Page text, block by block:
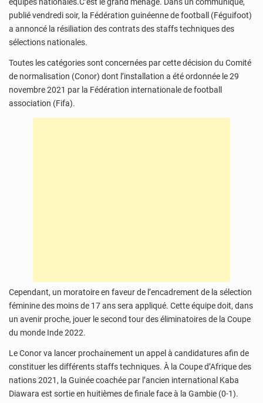
publié vendredi soir, la Fédération guinéenne de football (Féguifoot)
a annoncé la résiliation des contrats des staffs techniques des
sélections nationales.
Toutes les catégories sont concernées par cette décision du Comité
de normalisation (Conor) dont l’installation a été ordonnée le 29
novembre 2021 par la Fédération internationale de football
association (Fifa).
Cependant, un moratoire en faveur de l’encadrement de la sélection
féminine des moins de 17 ans sera appliqué. Cette équipe doit, dans
un avenir proche, jouer le second tour des éliminatoires de la Coupe
du monde Inde 2022.
Le Conor va lancer prochainement un appel à candidatures afin de
constituer les différents staffs techniques. À la Coupe d’Afrique des
nations 2021, la Guinée coachée par l’ancien international Kaba
Diawara est sortie en huitièmes de finale face à la Gambie (0-1).